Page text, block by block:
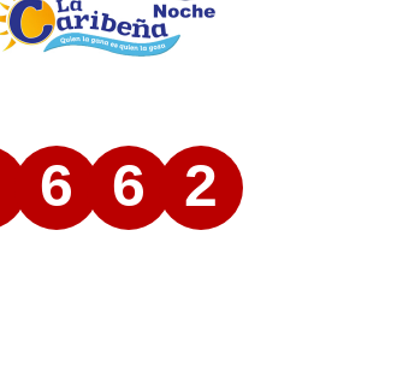
6 6 2